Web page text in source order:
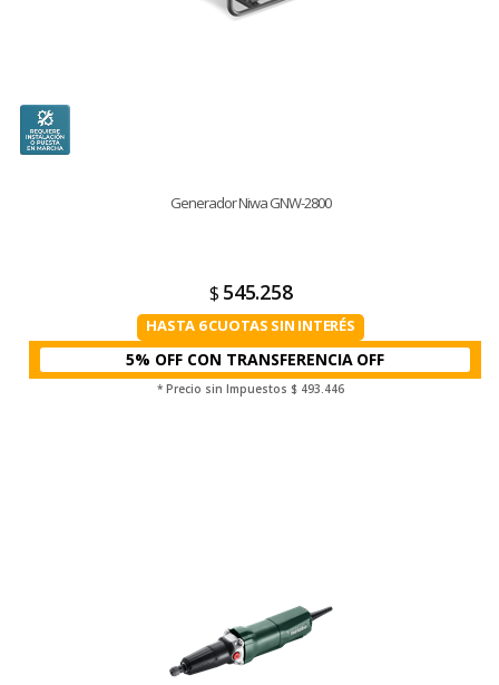
Generador Niwa GNW-2800
$ 545.258
HASTA 6 CUOTAS SIN INTERÉS
5% OFF CON TRANSFERENCIA
* Precio sin Impuestos $ 493.446